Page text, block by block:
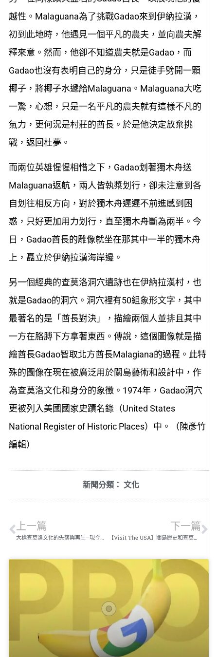
越性。Malaguana為了挑戰Gadao來到伊納拉漢，
初到此地時，他遇見一個平凡的農夫，並向農夫解
釋來意。然而，他卻不知道農夫就是Gadao，而
Gadao也沒有表明自己的身分，只是徒手劈開一顆
椰子，將椰子水遞給Malaguana。Malaguana大吃
一驚，心想，只是一名平凡的農夫就有這樣不凡的
氣力，更何況是村莊的酋長。於是他決定放棄挑
戰，返回杜夢。
而兩位英雄惺惺相惜之下，Gadao划著獨木舟送
Malaguana返航，兩人皆執槳划行，卻未注意到各
自划往相反方向，對於獨木舟遲遲不前進感到困
惑，只好更加用力划行，直至獨木舟斷為兩半。今
日，Gadao酋長的雕像就坐在那其中一半的獨木舟
上，矗立於伊納拉漢海岸邊。
另一個經典的查莫洛洞穴遺跡也在伊納拉漢村，也
就是Gadao的洞穴。洞穴裡有50組象形文字，其中
最著名的是「酋長對決」，描繪兩個人並排且其中
一方在胳膊下方拿著東西。傳說，這個圖像就是描
繪酋長Gadao智取北方酋長Malagiana的過程。此特
殊的圖像在現在被廣泛用於關島藝術和設計中，作
為查莫洛文化和身分的象徵。1974年，Gadao洞穴
更被列入美國國家史蹟名錄（United States
National Register of Historic Places）中。（陳彥竹
編輯）
新聞分類： 文化
上一篇
大標查莫洛文化的失落與再生─現今關島
下一篇